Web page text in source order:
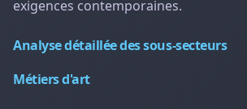
exigences contemporaines.
Analyse détaillée des sous-secteurs
Métiers d'art